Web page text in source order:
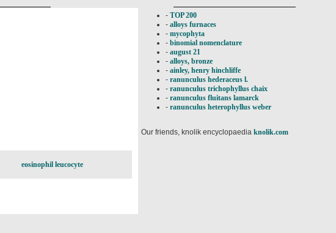
eosinophil leucocyte
- TOP 200
- alloys furnaces
- mycophyta
- binomial nomenclature
- august 21
- alloys, bronze
- ainley, henry hinchliffe
- ranunculus hederaceus l.
- ranunculus trichophyllus chaix
- ranunculus fluitans lamarck
- ranunculus heterophyllus weber
Our friends, knolik encyclopaedia knolik.com